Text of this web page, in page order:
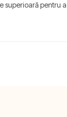
pentru